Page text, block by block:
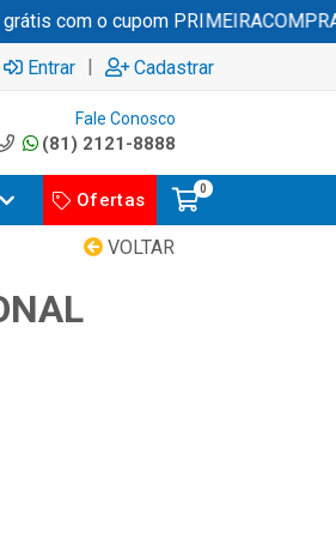
com o cupom PRIMEIRACOMPRA
Entrar | Cadastrar
Fale Conosco
(81) 2121-8888
Ofertas
0
VOLTAR